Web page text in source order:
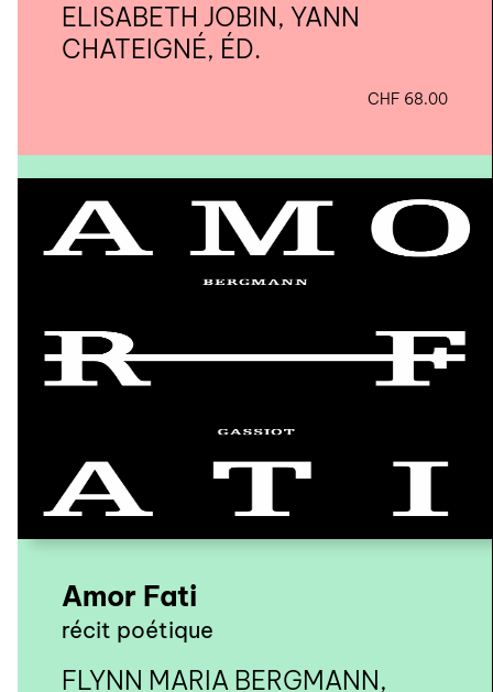
ELISABETH JOBIN, YANN
CHATEIGNÉ, ÉD.
CHF 68.00
Amor Fati
récit poétique
FLYNN MARIA BERGMANN,